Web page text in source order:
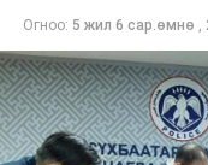
Огноо: 5 жил 6 сар.өмнө ,